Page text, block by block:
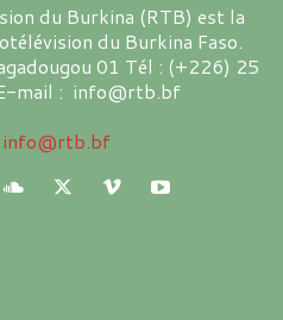
du Burkina (RTB) est la
du Burkina Faso.
01 Tél : (+226) 25
mail : info@rtb.bf
info@rtb.bf